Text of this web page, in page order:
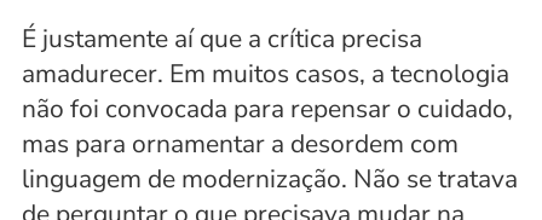
É justamente aí que a crítica precisa
amadurecer. Em muitos casos, a tecnologia
não foi convocada para repensar o cuidado,
mas para ornamentar a desordem com
linguagem de modernização. Não se tratava